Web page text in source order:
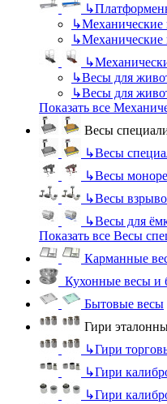
↳
↳
↳Механические
↳
↳Весы для
↳Весы для
Показать все
Весы
↳Весы
↳Весы
↳Весы
↳Весы для
Показать все Весы
Карманные
Кухонные весы и
Бытовые весы
Гири
↳Гири
↳Гири
↳Гири